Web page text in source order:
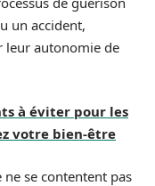
un accident,
leur autonomie de
à éviter pour les
votre bien-être
ne se contentent pas